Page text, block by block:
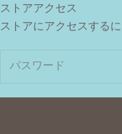
ストアアクセス
ストアにアクセスする